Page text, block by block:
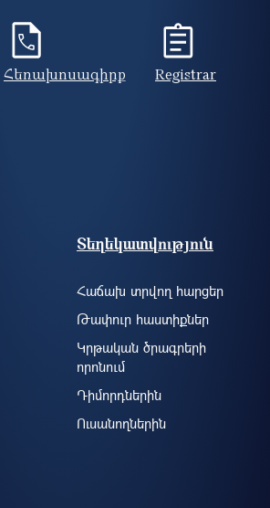
Հեռախոսագիրք Registrar
Տեղեկատվություն
Հաճախ տրվող հարցեր
Թափուր հաստիքներ
Կրթական ծրագրերի
որոնում
Դիմորդներին
Ուսանողներին